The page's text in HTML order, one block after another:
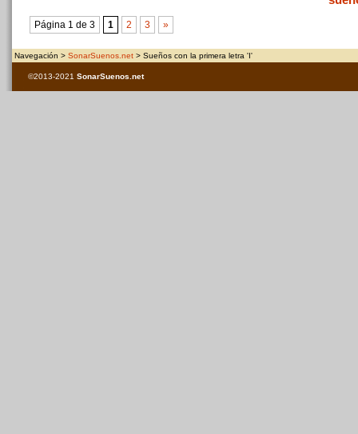
Página 1 de 3 1 2 3 »
Navegación > SonarSuenos.net > Sueños con la primera letra 'I'
©2013-2021 SonarSuenos .net